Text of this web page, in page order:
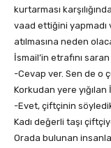
kurtarması
vaad ettiğini
atılmasına neden
İsmail’in etrafını
-Cevap ver. Sen de o
Korkudan yere
-Evet, çiftçinin
Kadı değerli taşı
Orada bulunan